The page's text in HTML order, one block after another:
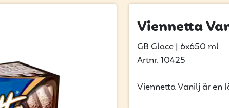
Viennetta
GB Glace | 6x650 ml
Artnr. 10425
Viennetta Vanilj är en